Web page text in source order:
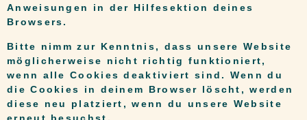
Anweisungen in der Hilfesektion deines
Browsers.
Bitte nimm zur Kenntnis, dass unsere Website
möglicherweise nicht richtig funktioniert,
wenn alle Cookies deaktiviert sind. Wenn du
die Cookies in deinem Browser löscht, werden
diese neu platziert, wenn du unsere Website
erneut besuchst.